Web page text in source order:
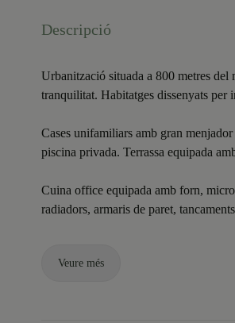
Descripció
Urbanització situada a 800 metres del
tranquilitat. Habitatges dissenyats per
Cases unifamiliars amb gran
piscina privada. Terrassa equipada
Cuina office equipada amb forn,
radiadors, armaris de paret,
Veure més